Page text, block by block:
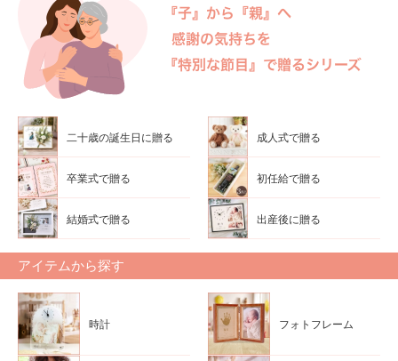
二十歳の誕生日に贈る 成人式で贈る
卒業式で贈る 初任給で贈る
結婚式で贈る 出産後に贈る
アイテムから探す
時計 フォトフレーム